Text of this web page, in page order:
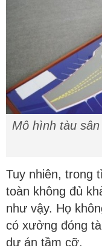
Mô hình tàu
Tuy nhiên, trong
toàn không đủ
như vậy. Họ
có xưởng đóng
dự án tầm cỡ.